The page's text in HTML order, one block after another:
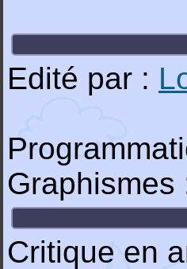
Edité par :
Graphismes
Critique en